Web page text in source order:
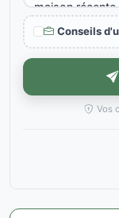
Conseils
Vos